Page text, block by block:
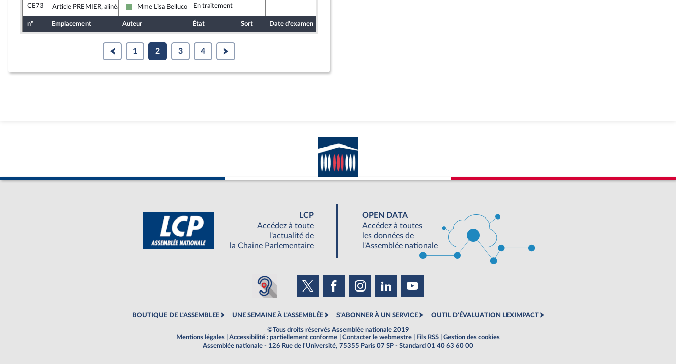
CE73 Article PREMIER, alinéa 7
Écologiste - NUPES
Mme Lisa Belluco En traitement
n° Emplacement Auteur État Sort Date d'examen
1 2 3 4
LCP
Accédez à toute
l'actualité de
la Chaine Parlementaire
OPEN DATA
Accédez à toutes
les données de
l'Assemblée nationale
BOUTIQUE DE L'ASSEMBLEE UNE SEMAINE À L'ASSEMBLÉE S'ABONNER À UN SERVICE OUTIL D'ÉVALUATION LEXIMPACT
©Tous droits réservés Assemblée nationale 2019
Mentions légales
Accessibilité : partiellement conforme Contacter le webmestre Fils RSS
Gestion des cookies
Assemblée nationale - 126 Rue de l'Université, 75355 Paris 07 SP - Standard 01 40 63 60 00